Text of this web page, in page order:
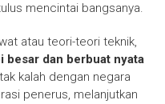
mencintai bangsanya.
atau teori-teori teknik,
besar dan berbuat nyata
kalah dengan negara
penerus, melanjutkan